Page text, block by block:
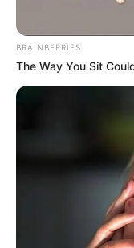
BRAINBERRIES
The Way You Sit